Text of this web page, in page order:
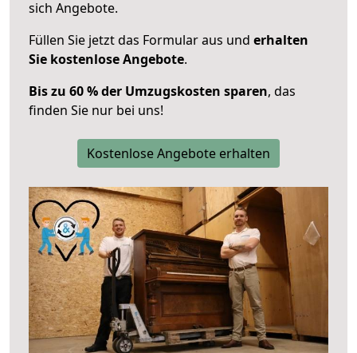
sich Angebote.
Füllen Sie jetzt das Formular aus und erhalten
Sie kostenlose Angebote.
Bis zu 60 % der Umzugskosten sparen, das
finden Sie nur bei uns!
Kostenlose Angebote erhalten